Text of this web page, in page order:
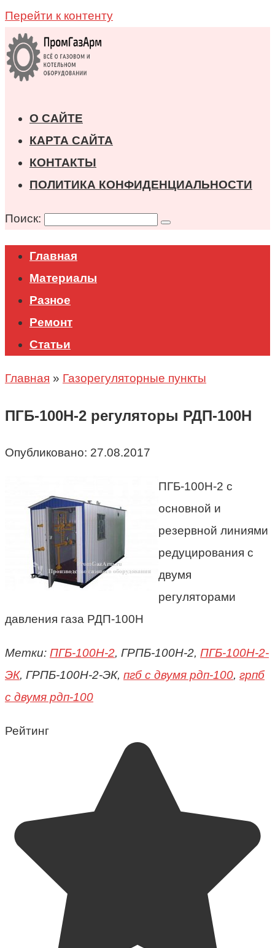
Перейти к контенту
О САЙТЕ
КАРТА САЙТА
КОНТАКТЫ
ПОЛИТИКА КОНФИДЕНЦИАЛЬНОСТИ
Поиск:
Главная
Материалы
Разное
Ремонт
Статьи
Главная » Газорегуляторные пункты
ПГБ-100Н-2 регуляторы РДП-100Н
Опубликовано: 27.08.2017
ПГБ-100Н-2 с
основной и
резервной линиями
редуцирования с
двумя
регуляторами
давления газа РДП-100Н
Метки: ПГБ-100Н-2, ГРПБ-100Н-2, ПГБ-100Н-2-
ЭК, ГРПБ-100Н-2-ЭК, пгб с двумя рдп-100, грпб
с двумя рдп-100
Рейтинг